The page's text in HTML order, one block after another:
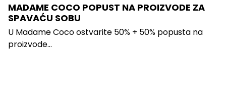
MADAME COCO POPUST NA PROIZVODE ZA
SPAVAĆU SOBU
U Madame Coco ostvarite 50% + 50% popusta na
proizvode...